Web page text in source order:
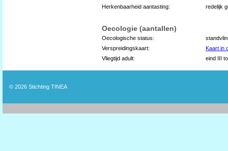
Herkenbaarheid aantasting:
redelijk
Oecologie (aantallen)
Oecologische status:
Verspreidingskaart:
Kaart in
Vliegtijd adult:
eind III
© 2026 Stichting TINEA